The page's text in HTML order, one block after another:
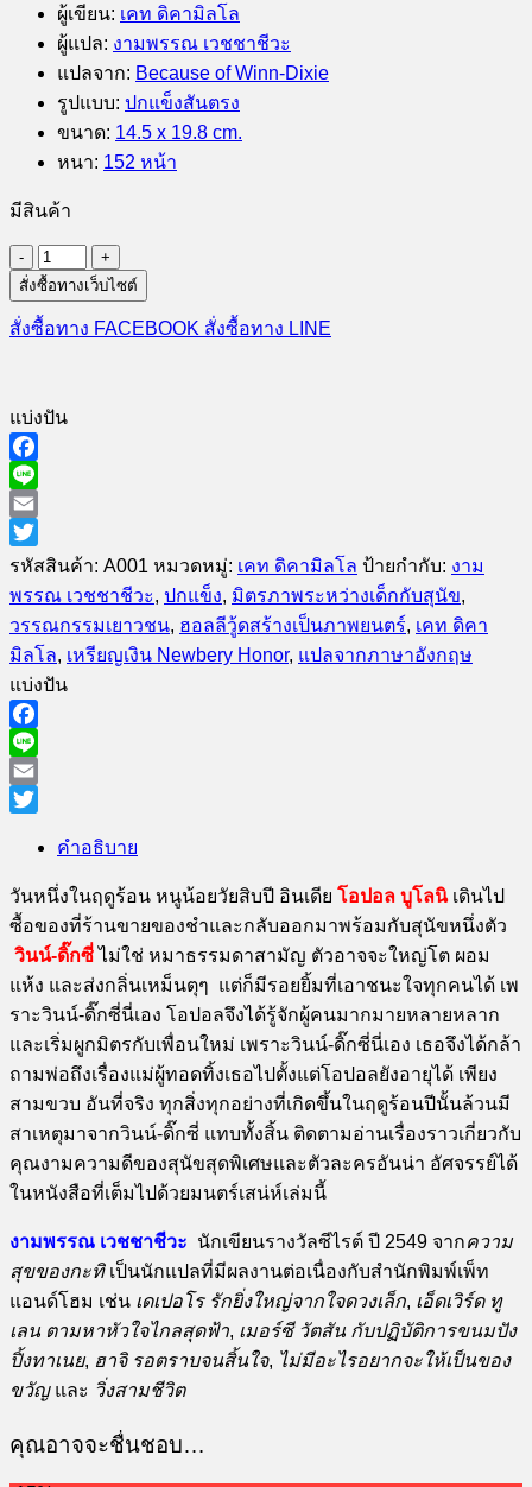
ผู้เขียน: เคท ดิคามิลโล
ผู้แปล: งามพรรณ เวชชาชีวะ
แปลจาก: Because of Winn-Dixie
รูปแบบ: ปกแข็งสันตรง
ขนาด: 14.5 x 19.8 cm.
หนา: 152 หน้า
มีสินค้า
จำนวน
วิน
น์-
สุนัข
ร้าน
ชำ
ทำเหตุ
ชิ้น
สั่งซื้อทางเว็บไซต์
สั่งซื้อทาง FACEBOOK สั่งซื้อทาง LINE
แบ่งปัน
Facebook
Line
Email
Twitter
รหัสสินค้า: A001 หมวดหมู่: เคท ดิคามิลโล ป้ายกำกับ: งาม
พรรณ เวชชาชีวะ, ปกแข็ง, มิตรภาพระหว่างเด็กกับสุนัข,
วรรณกรรมเยาวชน, ฮอลลีวู้ดสร้างเป็นภาพยนตร์, เคท ดิคา
มิลโล, เหรียญเงิน Newbery Honor, แปลจากภาษาอังกฤษ
แบ่งปัน
Facebook
Line
Email
คำอธิบาย
วันหนึ่งในฤดูร้อน หนูน้อยวัยสิบปี อินเดีย โอปอล บูโลนิเดินไป
ซื้อของที่ร้านขายของชำและกลับออกมาพร้อมกับสุนัขหนึ่งตัว
วินน์-ดิ๊กซี่ไม่ใช่ หมาธรรมดาสามัญ ตัวอาจจะใหญ่โต ผอม
แห้ง และส่งกลิ่นเหม็นตุๆ แต่ก็มีรอยยิ้มที่เอาชนะใจทุกคนได้ เพ
ราะวินน์-ดิ๊กซี่นี่เอง โอปอลจึงได้รู้จักผู้คนมากมายหลายหลาก
และเริ่มผูกมิตรกับเพื่อนใหม่ เพราะวินน์-ดิ๊กซี่นี่เอง เธอจึงได้กล้า
ถามพ่อถึงเรื่องแม่ผู้ทอดทิ้งเธอไปตั้งแต่โอปอลยังอายุได้ เพียง
สามขวบ อันที่จริง ทุกสิ่งทุกอย่างที่เกิดขึ้นในฤดูร้อนปีนั้นล้วนมี
สาเหตุมาจากวินน์-ดิ๊กซี่ แทบทั้งสิ้น ติดตามอ่านเรื่องราวเกี่ยวกับ
คุณงามความดีของสุนัขสุดพิเศษและตัวละครอันน่า อัศจรรย์ได้
ในหนังสือที่เต็มไปด้วยมนตร์เสน่ห์เล่มนี้
งามพรรณ เวชชาชีวะ นักเขียนรางวัลซีไรต์ ปี 2549 จากความ
สุขของกะทิเป็นนักแปลที่มีผลงานต่อเนื่องกับสำนักพิมพ์เพ็ท
แอนด์โฮม เช่น เดเปอโร รักยิ่งใหญ่จากใจดวงเล็ก, เอ็ดเวิร์ด ทู
เลน ตามหาหัวใจไกลสุดฟ้า, เมอร์ซี วัตสัน กับปฏิบัติการขนมปัง
ปิ้งทาเนย, ฮาจิ รอตราบจนสิ้นใจ, ไม่มีอะไรอยากจะให้เป็นของ
ขวัญและ วิ่งสามชีวิต
คุณอาจจะชื่นชอบ…